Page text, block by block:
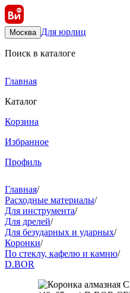
Москва Для юрлиц
Поиск в каталоге
Главная
Каталог
Корзина
Избранное
Профиль
Главная/
Расходные материалы/
Для инструмента/
Для дрелей/
Для безударных и ударных/
Коронки/
По стеклу, кафелю и камню/
D.BOR